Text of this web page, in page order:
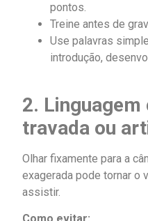
pontos.
Treine antes de
Use palavras
introdução,
2.
travada ou
Olhar fixamente para a
exagerada pode tornar o
assistir.